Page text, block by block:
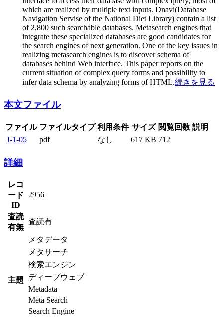
which are realized by multiple text inputs. Dnavi(Database
Navigation Servise of the National Diet Library) contain a list
of 2,800 such searchable databases. Metasearch engines that
integrate these specialized databases are good candidates for
the search engines of next generation. One of the key issues in
realizing metasearch engines is to discover schema of
databases behind Web interface. This paper reports on the
current situation of complex query forms and possibility to
infer data schema by analyzing forms of HTML.続きを見る
本文ファイル
ファイル ファイルタイプ 利用条件 サイズ 閲覧回数 説明
I-1-05
pdf なし 617 KB 712
詳細
レコ
ード
ID
2956
査読
有無
査読有
主題
メタデータ
メタサーチ
検索エンジン
ディープウェブ
Metadata
Meta Search
Search Engine